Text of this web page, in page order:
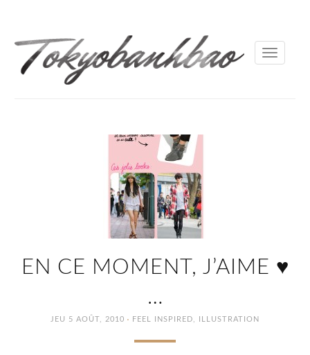
Toggle
EN CE MOMENT, J’AIME ♥
…
JEU 5 AOÛT, 2010 · FEEL INSPIRED, ILLUSTRATION